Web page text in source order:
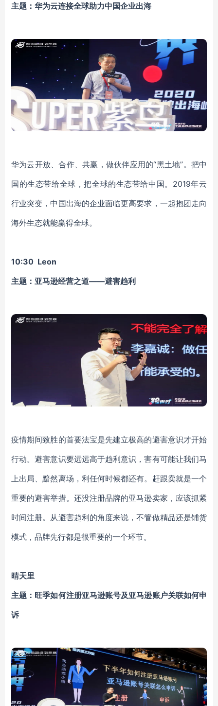
主题：华为云连接全球助力中国企业出海
华为云开放、合作、共赢，做伙伴应用的“黑土地”。把中
国的生态带给全球，把全球的生态带给中国。2019年云
行业突变，中国出海的企业面临更高要求，一起抱团走向
海外生态就能赢得全球。
10:30 Leon
主题：亚马逊经营之道——避害趋利
疫情期间致胜的首要法宝是先建立极高的避害意识才开始
行动。避害意识要远远高于趋利意识，害有可能让我们马
上出局、黯然离场，利任何时候都还有。赶跟卖就是一个
重要的避害举措。还没注册品牌的亚马逊卖家，应该抓紧
时间注册。从避害趋利的角度来说，不管做精品还是铺货
模式，品牌先行都是很重要的一个环节。
晴天里
主题：旺季如何注册亚马逊账号及亚马逊账户关联如何申
诉